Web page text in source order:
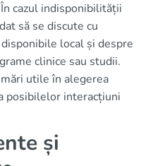
cazul indisponibilității
să se discute cu
local și despre
clinice sau studii.
utile în alegerea
posibilelor interacțiuni
și